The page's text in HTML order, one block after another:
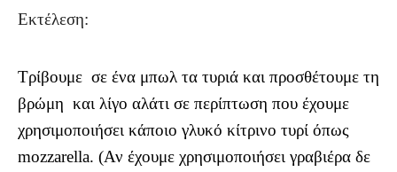
Εκτέλεση:
Τρίβουμε σε ένα μπωλ τα τυριά και προσθέτουμε τη
βρώμη και λίγο αλάτι σε περίπτωση που έχουμε
χρησιμοποιήσει κάποιο γλυκό κίτρινο τυρί όπως
mozzarella. (Αν έχουμε χρησιμοποιήσει γραβιέρα δε